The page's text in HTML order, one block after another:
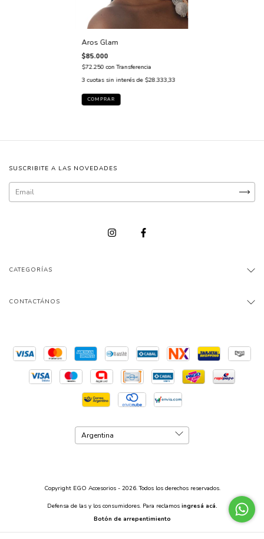
Aros Glam
$85.000
$72.250con Transferencia
3 cuotas sin interés de $28.333,33
SUSCRIBITE A LAS NOVEDADES
CATEGORÍAS
CONTACTÁNOS
Copyright EGO Accesorios - 2026. Todos los derechos reservados.
Defensa de las y los consumidores. Para reclamos ingresá acá.
Botón de arrepentimiento